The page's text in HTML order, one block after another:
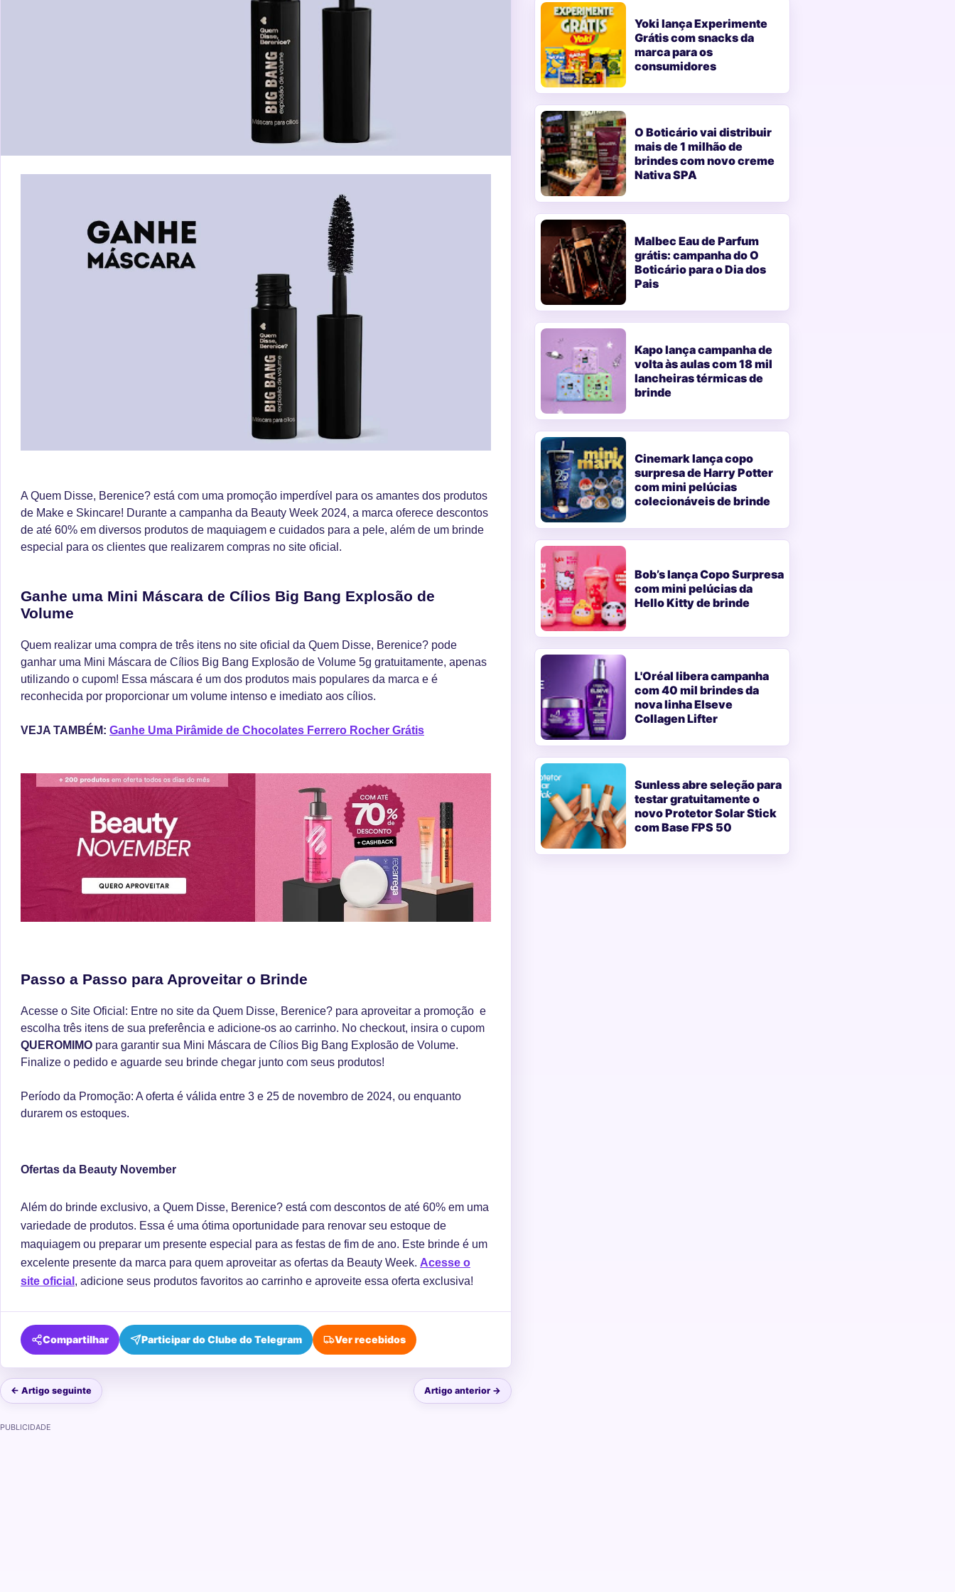
A Quem Disse, Berenice? está com uma promoção imperdível para os amantes dos produtos
de Make e Skincare! Durante a campanha da Beauty Week 2024, a marca oferece descontos
de até 60% em diversos produtos de maquiagem e cuidados para a pele, além de um brinde
especial para os clientes que realizarem compras no site oficial.
Ganhe uma Mini Máscara de Cílios Big Bang Explosão de
Volume
Quem realizar uma compra de três itens no site oficial da Quem Disse, Berenice? pode
ganhar uma Mini Máscara de Cílios Big Bang Explosão de Volume 5g gratuitamente, apenas
utilizando o cupom! Essa máscara é um dos produtos mais populares da marca e é
reconhecida por proporcionar um volume intenso e imediato aos cílios.
VEJA TAMBÉM: Ganhe Uma Pirâmide de Chocolates Ferrero Rocher Grátis
Passo a Passo para Aproveitar o Brinde
Acesse o Site Oficial: Entre no site da Quem Disse, Berenice? para aproveitar a promoção e
escolha três itens de sua preferência e adicione-os ao carrinho. No checkout, insira o cupom
QUEROMIMO para garantir sua Mini Máscara de Cílios Big Bang Explosão de Volume.
Finalize o pedido e aguarde seu brinde chegar junto com seus produtos!
Período da Promoção: A oferta é válida entre 3 e 25 de novembro de 2024, ou enquanto
durarem os estoques.
Ofertas da Beauty November
Além do brinde exclusivo, a Quem Disse, Berenice? está com descontos de até 60% em uma
variedade de produtos. Essa é uma ótima oportunidade para renovar seu estoque de
maquiagem ou preparar um presente especial para as festas de fim de ano. Este brinde é um
excelente presente da marca para quem aproveitar as ofertas da Beauty Week. Acesse o
site oficial , adicione seus produtos favoritos ao carrinho e aproveite essa oferta exclusiva!
Compartilhar Participar do Clube do Telegram Ver recebidos
← Artigo seguinte Artigo anterior →
Yoki lança Experimente
Grátis com snacks da
marca para os
consumidores
O Boticário vai distribuir
mais de 1 milhão de
brindes com novo creme
Nativa SPA
Malbec Eau de Parfum
grátis: campanha do O
Boticário para o Dia dos
Pais
Kapo lança campanha de
volta às aulas com 18 mil
lancheiras térmicas de
brinde
Cinemark lança copo
surpresa de Harry Potter
com mini pelúcias
colecionáveis de brinde
Bob’s lança Copo Surpresa
com mini pelúcias da
Hello Kitty de brinde
L'Oréal libera campanha
com 40 mil brindes da
nova linha Elseve
Collagen Lifter
Sunless abre seleção para
testar gratuitamente o
novo Protetor Solar Stick
com Base FPS 50
PUBLICIDADE